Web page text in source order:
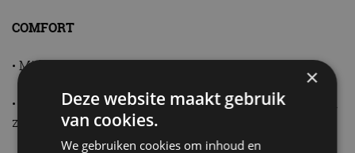
COMFORT
• Middenconsole voorin met koelvak (Hybrid 155)
• Dacia Handsfree card voor openen, sluiten en starten
zonder sleutel
×
Deze website maakt gebruik
van cookies.
We gebruiken cookies om inhoud en